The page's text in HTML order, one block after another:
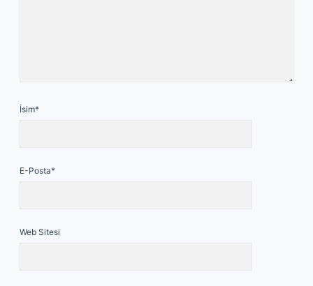
İsim*
E-Posta*
Web Sitesi